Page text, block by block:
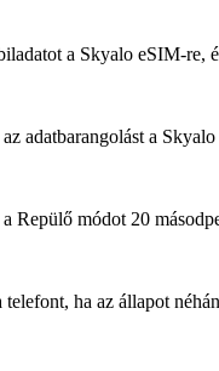
a Skyalo eSIM-re,
adatbarangolást a
Repülő módot 20
telefont, ha az állapot